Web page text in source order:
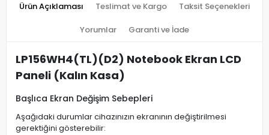
Ürün Açıklaması Teslimat ve Kargo Taksit Seçenekleri
Yorumlar Garanti ve İade
LP156WH4(TL)(D2) Notebook Ekran LCD
Paneli (Kalın Kasa)
Başlıca Ekran Değişim Sebepleri
Aşağıdaki durumlar cihazınızın ekranının değiştirilmesi
gerektiğini gösterebilir: